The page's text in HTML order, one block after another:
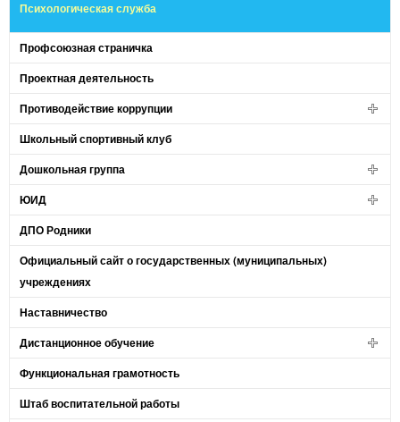
Психологическая служба
Профсоюзная страничка
Проектная деятельность
Противодействие коррупции
Школьный спортивный клуб
Дошкольная группа
ЮИД
ДПО Родники
Официальный сайт о государственных (муниципальных)
учреждениях
Наставничество
Дистанционное обучение
Функциональная грамотность
Штаб воспитательной работы